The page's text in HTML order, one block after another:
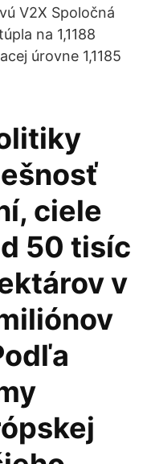
V2X Spoločná
na 1,1188
úrovne 1,1185
ciele
50 tisíc
v